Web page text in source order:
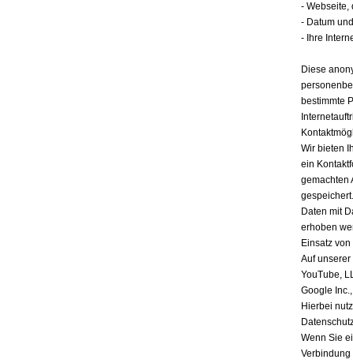
- Webseite,
- Datum
- Ihre
Diese
bestimmte
Wir bieten
ein
gemachten
Daten mit
erhoben
Einsatz
Auf
YouTube,
Google
Hierbei
Wenn Sie
Verbindung